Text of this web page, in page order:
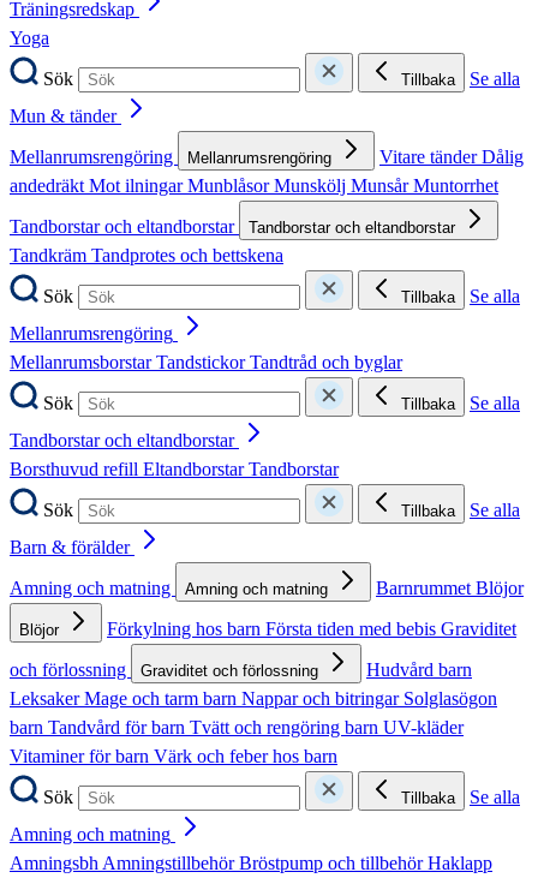
Träningsredskap
Yoga
Sök
Tillbaka
Se alla
Mun & tänder
Mellanrumsrengöring
Mellanrumsrengöring Vitare tänderDålig
andedräktMot ilningarMunblåsorMunskölj MunsårMuntorrhet
Tandborstar och eltandborstar
Tandborstar och eltandborstar
Tandkräm Tandprotes och bettskena
Sök
Tillbaka
Se alla
Mellanrumsrengöring
MellanrumsborstarTandstickorTandtråd och byglar
Sök
Tillbaka
Se alla
Tandborstar och eltandborstar
Borsthuvud refill EltandborstarTandborstar
Sök
Tillbaka
Se alla
Barn & förälder
Amning och matning
Amning och matning BarnrummetBlöjor
Blöjor Förkylning hos barn Första tiden med bebis Graviditet
och förlossning
Graviditet och förlossning
Hudvård barn
LeksakerMage och tarm barn Nappar och bitringar Solglasögon
barn Tandvård för barn Tvätt och rengöring barn UV-kläder
Vitaminer för barn Värk och feber hos barn
Sök
Tillbaka
Se alla
Amning och matning
AmningsbhAmningstillbehörBröstpump och tillbehörHaklapp